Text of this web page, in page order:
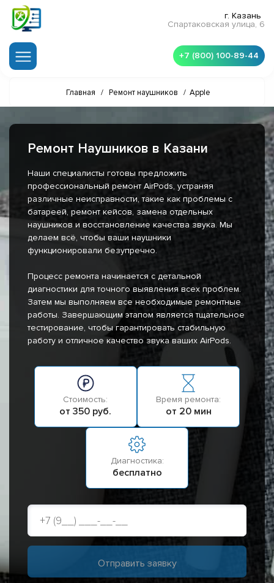
г. Казань
Спартаковская улица, 6
+7 (800) 100-89-44
Главная / Ремонт наушников / Apple
Ремонт Наушников в Казани
Наши специалисты готовы предложить
профессиональный ремонт AirPods, устраняя
различные неисправности, такие как проблемы с
батареей, ремонт кейсов, замена отдельных
наушников и восстановление качества звука. Мы
делаем всё, чтобы ваши наушники
функционировали безупречно.
Процесс ремонта начинается с детальной
диагностики для точного выявления всех проблем.
Затем мы выполняем все необходимые ремонтные
работы. Завершающим этапом является тщательное
тестирование, чтобы гарантировать стабильную
работу и отличное качество звука ваших AirPods.
Стоимость:
от 350 руб.
Время ремонта:
от 20 мин
Диагностика:
бесплатно